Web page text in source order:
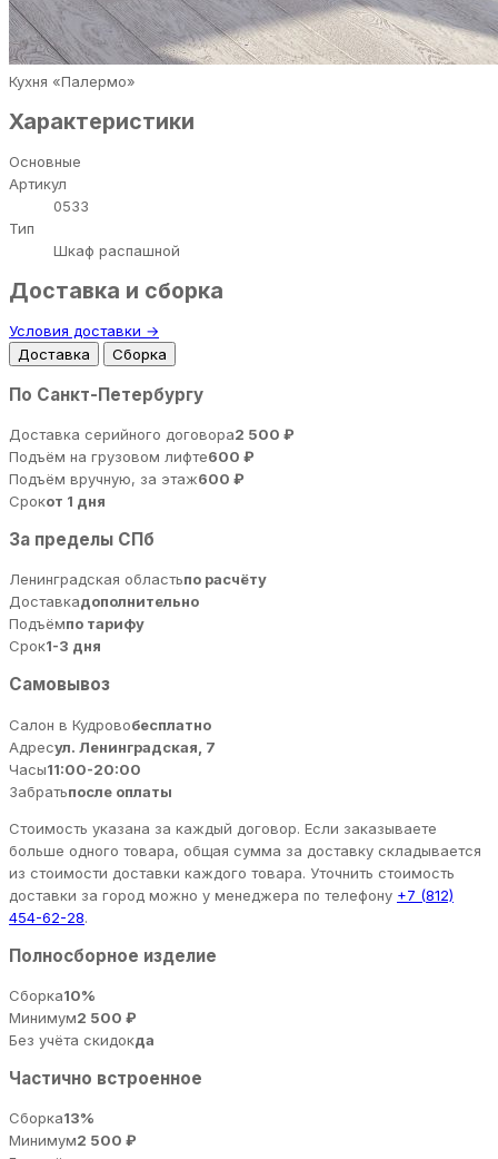
Кухня «Палермо»
Характеристики
Основные
Артикул
0533
Тип
Шкаф распашной
Доставка и сборка
Условия доставки →
Доставка
Сборка
По Санкт-Петербургу
Доставка серийного договора2 500 ₽
Подъём на грузовом лифте600 ₽
Подъём вручную, за этаж600 ₽
Срокот 1 дня
За пределы СПб
Ленинградская областьпо расчёту
Доставкадополнительно
Подъёмпо тарифу
Срок1-3 дня
Самовывоз
Салон в Кудровобесплатно
Адресул. Ленинградская, 7
Часы11:00-20:00
Забратьпосле оплаты
Стоимость указана за каждый договор. Если заказываете
больше одного товара, общая сумма за доставку складывается
из стоимости доставки каждого товара. Уточнить стоимость
доставки за город можно у менеджера по телефону +7 (812)
454-62-28.
Полносборное изделие
Сборка10%
Минимум2 500 ₽
Без учёта скидокда
Частично встроенное
Сборка13%
Минимум2 500 ₽